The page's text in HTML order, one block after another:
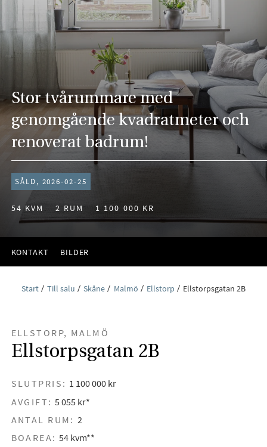
Stor tvårummare med
genomgående kvadratmeter och
renoverat badrum!
SÅLD, 2026-02-25
54 KVM 2 RUM 1 100 000 KR
KONTAKT BILDER
Start Till salu Skåne Malmö Ellstorp Ellstorpsgatan 2B
ELLSTORP, MALMÖ
Ellstorpsgatan 2B
SLUTPRIS: 1 100 000 kr
AVGIFT: 5 055 kr*
ANTAL RUM: 2
BOAREA: 54 kvm**